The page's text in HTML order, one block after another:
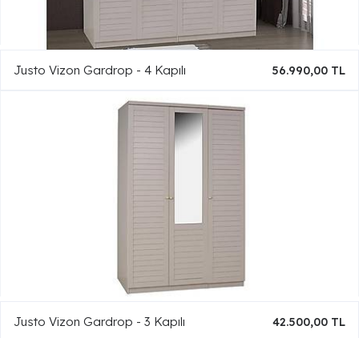
Justo Vizon Gardrop - 4 Kapılı 56.990,00 TL
Justo Vizon Gardrop - 3 Kapılı 42.500,00 TL